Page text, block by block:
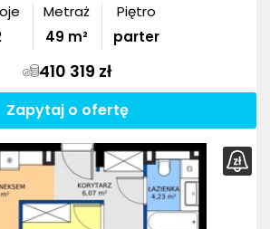
Metraż
49 m²
Piętro
parter
410 319 zł
Zapytaj o ofertę